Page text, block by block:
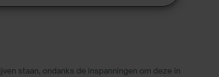
staan, ondanks de inspanningen om deze in